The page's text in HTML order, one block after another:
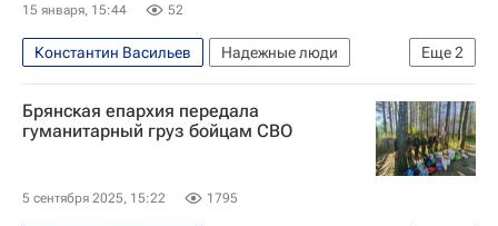
15 января, 15:44 52
Еще2
Константин Васильев
Надежные люди
Брянск
Володарский район
Брянская епархия передала
гуманитарный груз бойцам СВО
5 сентября 2025, 15:22 1795